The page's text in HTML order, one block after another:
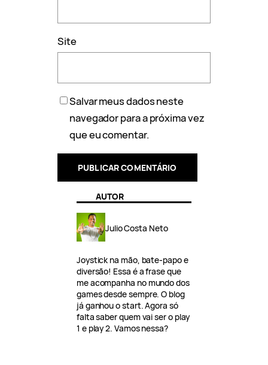
Site
Salvar meus dados neste
navegador para a próxima vez
que eu comentar.
AUTOR
Julio Costa Neto
Joystick na mão, bate-papo e
diversão! Essa é a frase que
me acompanha no mundo dos
games desde sempre. O blog
já ganhou o start. Agora só
falta saber quem vai ser o play
1 e play 2. Vamos nessa?